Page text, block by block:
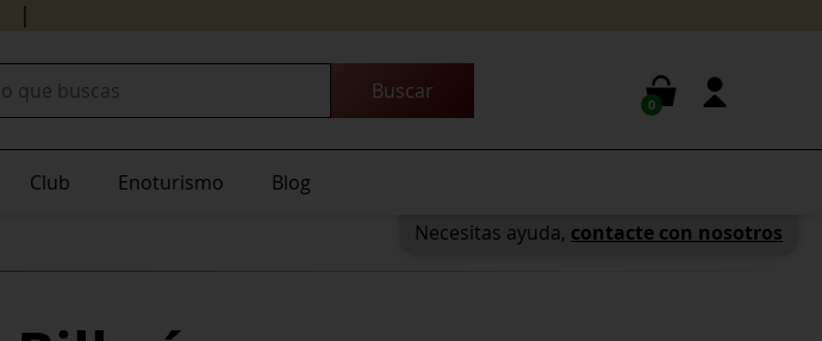
en
0
Club Enoturismo Blog
Necesitas ayuda, contacte con nosotros